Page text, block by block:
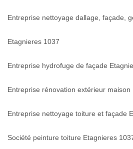
Entreprise nettoyage dallage, façade,
Etagnieres 1037
Entreprise hydrofuge de façade
Entreprise rénovation extérieur maison
Entreprise nettoyage toiture et façade
Société peinture toiture Etagnieres